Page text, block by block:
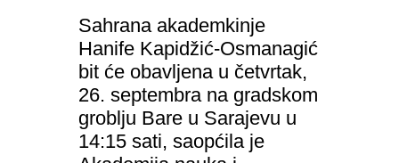
Sahrana akademkinje
Hanife Kapidžić-Osmanagić
bit će obavljena u četvrtak,
26. septembra na gradskom
groblju Bare u Sarajevu u
14:15 sati, saopćila je